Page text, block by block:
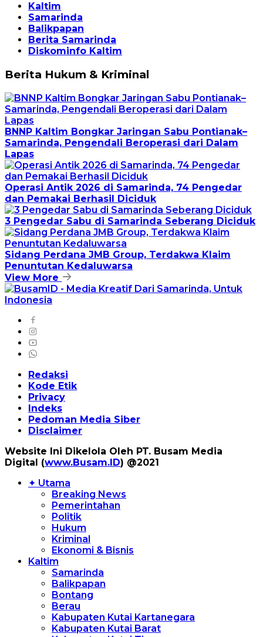
Kaltim
Samarinda
Balikpapan
Berita Samarinda
Diskominfo Kaltim
Berita Hukum & Kriminal
BNNP Kaltim Bongkar Jaringan Sabu Pontianak–
Samarinda, Pengendali Beroperasi dari Dalam
Lapas
Operasi Antik 2026 di Samarinda, 74 Pengedar
dan Pemakai Berhasil Diciduk
3 Pengedar Sabu di Samarinda Seberang Diciduk
Sidang Perdana JMB Group, Terdakwa Klaim
Penuntutan Kedaluwarsa
View More
Redaksi
Kode Etik
Privacy
Indeks
Pedoman Media Siber
Disclaimer
Website Ini Dikelola Oleh PT. Busam Media
Digital (www.Busam.ID) @2021
✦ Utama
Breaking News
Pemerintahan
Politik
Hukum
Kriminal
Ekonomi & Bisnis
Kaltim
Samarinda
Balikpapan
Bontang
Berau
Kabupaten Kutai Kartanegara
Kabupaten Kutai Barat